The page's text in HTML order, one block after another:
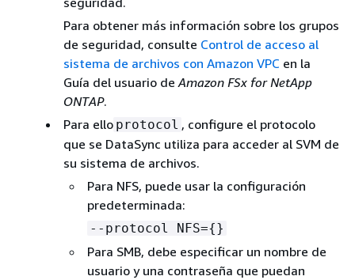
Para obtener más información sobre los grupos
de seguridad, consulte Control de acceso al
sistema de archivos con Amazon VPC en la
Guía del usuario de Amazon FSx for NetApp
ONTAP.
Para ello protocol , configure el protocolo
que se DataSync utiliza para acceder al SVM de
su sistema de archivos.
Para NFS, puede usar la configuración
predeterminada:
--protocol NFS={}
Para SMB, debe especificar un nombre de
usuario y una contraseña que puedan